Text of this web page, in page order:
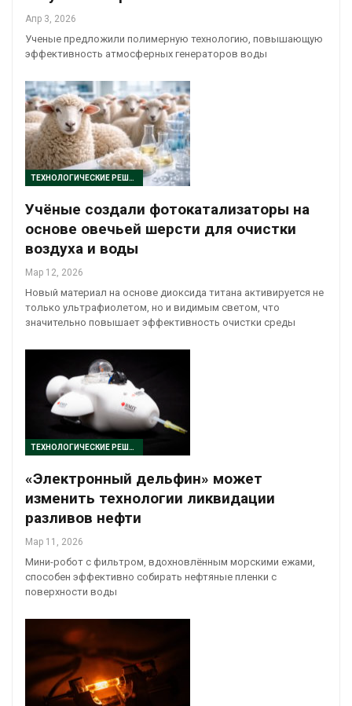
Апр 3, 2026
Ученые предложили полимерную технологию, повышающую
эффективность атмосферных генераторов воды
ТЕХНОЛОГИЧЕСКИЕ РЕШЕНИЯ
Учёные создали фотокатализаторы на
основе овечьей шерсти для очистки
воздуха и воды
Мар 12, 2026
Новый материал на основе диоксида титана активируется не
только ультрафиолетом, но и видимым светом, что
значительно повышает эффективность очистки среды
ТЕХНОЛОГИЧЕСКИЕ РЕШЕНИЯ
«Электронный дельфин» может
изменить технологии ликвидации
разливов нефти
Мар 11, 2026
Мини-робот с фильтром, вдохновлённым морскими ежами,
способен эффективно собирать нефтяные пленки с
поверхности воды